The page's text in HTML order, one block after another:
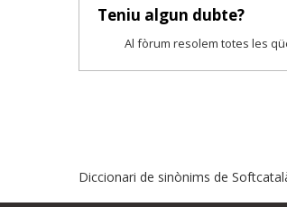
Teniu algun dubte?
Al fòrum resolem totes les
Diccionari de sinònims de